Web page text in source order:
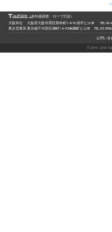
«
外壁調査（赤外線調査・ロープ打診）
大阪本社 大阪府大阪市西区靱本町1-4-16 南平ビル5F TEL 06-
東京営業所 東京都千代田区麹町1-6-9 DIK麹町ビル5F TEL 03-
お問い合
© 2016 - 2026